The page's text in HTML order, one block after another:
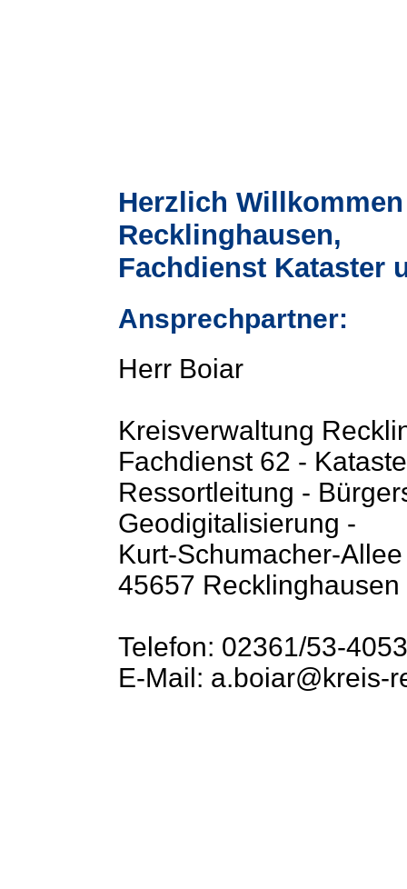
Herzlich
Recklinghausen,
Fachdienst Kataster
Ansprechpartner:
Herr Boiar
Kreisverwaltung
Fachdienst 62 -
Ressortleitung -
Geodigitalisierung -
Kurt-Schumacher-
45657 Recklinghausen
Telefon: 02361/53-4053
E-Mail: a.boiar@kreis-